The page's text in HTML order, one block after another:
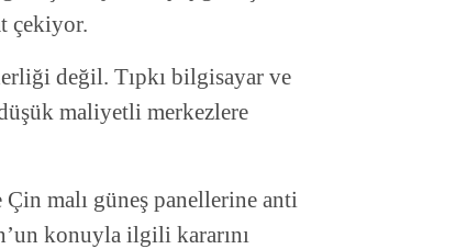
çekiyor.
değil. Tıpkı bilgisayar ve
maliyetli merkezlere
malı güneş panellerine anti
konuyla ilgili kararını